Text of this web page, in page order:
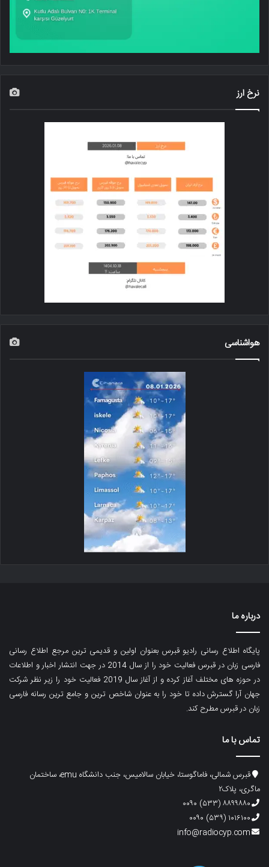
نرخ ارز
هواشناسی
درباره ما
پایگاه اطلاع رسانی رادیو قبرس بعنوان اولین و قدیمی ترین مرجع اطلاع رسانی
فارسی زبان در قبرس فعالیت خود را از سال 2014 در جهت انتشار اخبار و اطلاعات
در حوزه های مختلف آغاز کرده و از آغاز سال 2019 فعالیت خود را زیر نظر شرکت
جهان آرا گسترش داده تا خود را به عنوان شاخص ترین و جامع ترین رسانه فارسی
زبان در قبرس مطرح کند.
تماس با ما
قبرس شمالی، فاماگوستا، خیابان سالامیس، جنب دانشگاه emu، ساختمان
ماگری، پلاک۲
۸۸۹۹۸۸۰ (۵۳۳) ۰۰۹۰
۱۰۱۶۱۰۰ (۵۳۹) ۰۰۹۰
info@radiocyp.com